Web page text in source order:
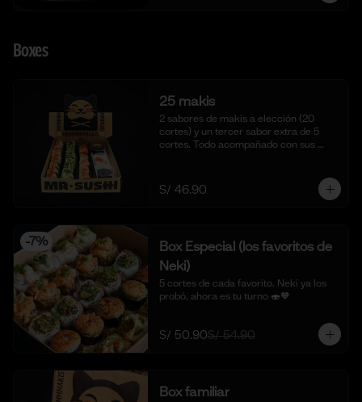
Boxes
25 makis
2 sabores de makis a elección (20
cortes) y un tercer sabor extra de 5
cortes. Todo acompañado con sus
S/ 46.90
-7%
Box Especial (los favoritos de
Neki)
5 cortes de cada favorito. Neki ya los
probó, ahora es tu turno 🍣🧡
S/ 50.90S/ 54.90
Box familiar